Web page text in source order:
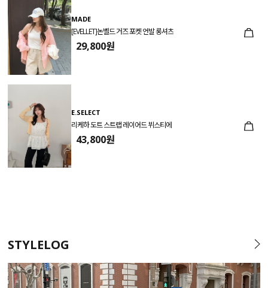
MADE
[EVELLET]논벨드 거즈 포켓 언발 롱셔츠
29,800원
E.SELECT
리케하 도트 스트랩 레이어드 뷔스티에
43,800원
STYLELOG